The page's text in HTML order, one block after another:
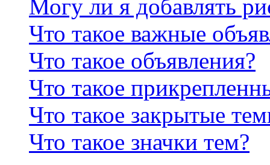
Могу ли я добавлять
Что такое важные
Что такое объявления?
Что такое
Что такое закрытые
Что такое значки тем?